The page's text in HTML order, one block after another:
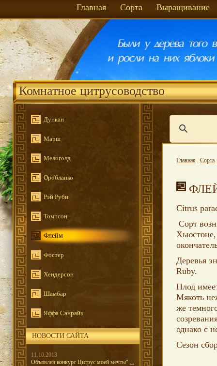
Главная Сорта Выращивание
Комнатное цитрусоводство
Дункан
Марш
Мелоголд
Оробланко
Рэй Руби
Томпсон
Флейм
Фостер
Хендерсон
Шамбар
Яффа Санрайз
НОВОСТИ САЙТА
11.10.2013
Объявлен конкурс Цитрус моей мечты" ...
Главная / Сорта
Citrus
Сорт
Хьюстоне,
Деревья
Ruby.
Плод
Мякоть
же
однако с
Сезон